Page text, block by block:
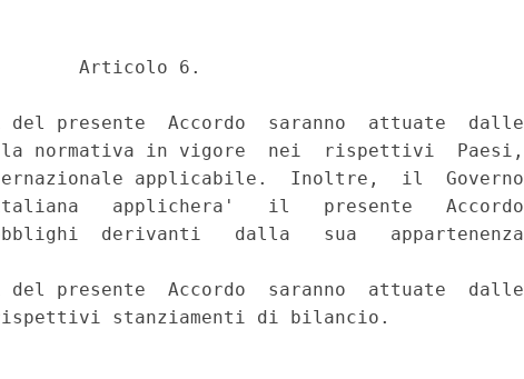
Articolo 6.
del presente  Accordo  saranno  attuate  dalle
normativa in vigore  nei  rispettivi  Paesi,
applicabile.  Inoltre,  il  Governo
applichera'   il   presente   Accordo
derivanti   dalla   sua   appartenenza
del presente  Accordo  saranno  attuate  dalle
stanziamenti di bilancio.